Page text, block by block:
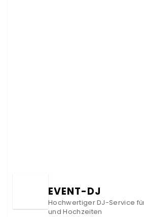
EVENT-DJ
Hochwertiger DJ-Service
und Hochzeiten